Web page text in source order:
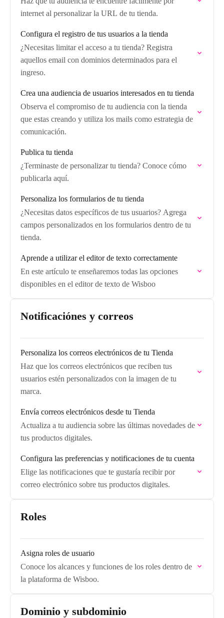
internet al personalizar la URL de tu tienda.
Configura el registro de tus usuarios a la tienda
¿Necesitas limitar el acceso a tu tienda? Registra
aquellos email con dominios determinados para el
ingreso.
Crea una audiencia de usuarios interesados en tu tienda
Observa el compromiso de tu audiencia con la tienda
que estas creando y utiliza los mails como estrategia de
comunicación.
Publica tu tienda
¿Terminaste de personalizar tu tienda? Conoce cómo
publicarla aquí.
Personaliza los formularios de tu tienda
¿Necesitas datos específicos de tus usuarios? Agrega
campos personalizados en los formularios dentro de tu
tienda.
Aprende a utilizar el editor de texto correctamente
En este artículo te enseñaremos todas las opciones
disponibles en el editor de texto de Wisboo
Notificaciónes y correos
Personaliza los correos electrónicos de tu Tienda
Haz que los correos electrónicos que reciben tus
usuarios estén personalizados con la imagen de tu
marca.
Envía correos electrónicos desde tu Tienda
Actualiza a tu audiencia sobre las últimas novedades de
tus productos digitales.
Configura las preferencias y notificaciones de tu cuenta
Elige las notificaciones que te gustaría recibir por
correo electrónico sobre tus productos digitales.
Roles
Asigna roles de usuario
Conoce los alcances y funciones de los roles dentro de
la plataforma de Wisboo.
Dominio y subdominio